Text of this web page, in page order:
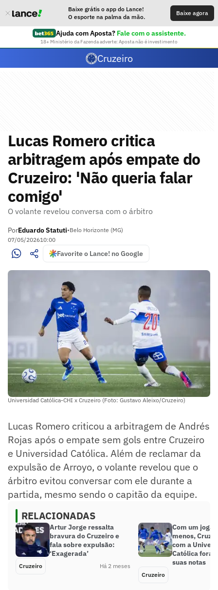
Baixe grátis o app do Lance!
O esporte na palma da mão.
Baixe agora
Ajuda com Aposta? Fale com o assistente.
18+ Ministério da Fazenda adverte: Aposta não é investimento
Cruzeiro
Lucas Romero critica
arbitragem após empate do
Cruzeiro: 'Não queria falar
comigo'
O volante revelou conversa com o árbitro
PorEduardo Statuti•Belo Horizonte (MG)
07/05/202610:00
Favorite o Lance! no Google
Universidad Católica-CHI x Cruzeiro (Foto: Gustavo Aleixo/Cruzeiro)
Lucas Romero criticou a arbitragem de Andrés
Rojas após o empate sem gols entre Cruzeiro
e Universidad Católica. Além de reclamar da
expulsão de Arroyo, o volante revelou que o
árbitro evitou conversar com ele durante a
partida, mesmo sendo o capitão da equipe.
RELACIONADAS
Artur Jorge ressalta
bravura do Cruzeiro e
fala sobre expulsão:
‘Exagerada’
Cruzeiro Há 2 meses
Com um
menos,
com a
Católica fora
suas notas
Cruzeiro